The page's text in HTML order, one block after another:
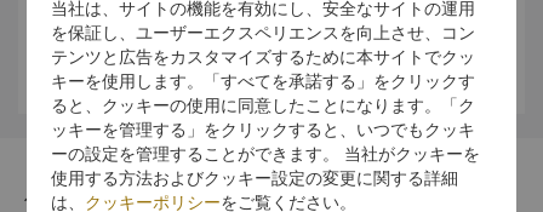
龙虎山
車で2時間の場所にある龙虎山は、素晴らしい景観で有名な道
教の山です。
住所
当社は、サイトの機能を有効にし、安全なサイトの運用
を保証し、ユーザーエクスペリエンスを向上させ、コン
テンツと広告をカスタマイズするために本サイトでクッ
キーを使用します。「すべてを承諾する」をクリックす
ると、クッキーの使用に同意したことになります。「ク
ッキーを管理する」をクリックすると、いつでもクッキ
ーの設定を管理することができます。 当社がクッキーを
使用する方法およびクッキー設定の変更に関する詳細
は、 クッキーポリシーをご覧ください。